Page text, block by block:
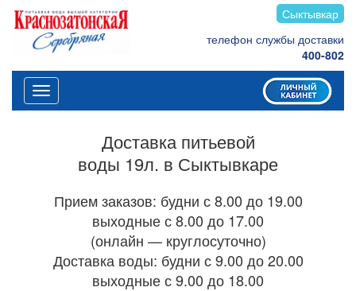
Сыктывкар
телефон службы доставки
400-802
Меню
Доставка питьевой
воды 19л. в Сыктывкаре
Прием заказов: будни с 8.00 до 19.00
выходные с 8.00 до 17.00
(онлайн — круглосуточно)
Доставка воды: будни с 9.00 до 20.00
выходные с 9.00 до 18.00